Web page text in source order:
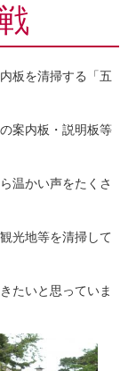
板を清掃する「五
案内板・説明板等
温かい声をたくさ
光地等を清掃して
たいと思っていま